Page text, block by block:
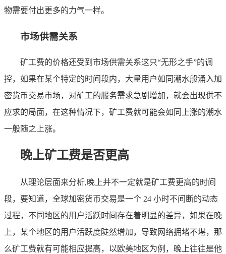
物需要付出更多的力气一样。
市场供需关系
矿工费的价格还受到市场供需关系这只“无形之手”的调
控，如果在某个特定的时间段内，大量用户如同潮水般涌入加
密货币交易市场，对矿工的服务需求急剧增加，就会出现供不
应求的局面，在这种情况下，矿工费就可能会如同上涨的潮水
一般随之上涨。
晚上矿工费是否更高
从理论层面来分析,晚上并不一定就是矿工费更高的时间
段，要知道，全球加密货币交易是一个 24 小时不间断的动态
过程，不同地区的用户活跃时间存在着明显的差异，如果在晚
上，某个地区的用户活跃度陡然增加，导致网络拥堵不堪，那
么矿工费就有可能相应提高，以欧美地区为例，晚上往往是他